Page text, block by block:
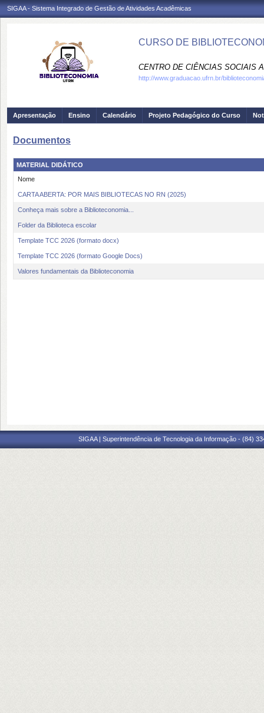
SIGAA - Sistema Integrado de Gestão de Atividades Acadêmicas
CURSO DE
CENTRO DE CIÊNCIAS SOCIAIS
http://www.graduacao.ufrn.br/
Apresentação Ensino Calendário Projeto Pedagógico do Curso
Documentos
MATERIAL DIDÁTICO
Nome
CARTA ABERTA: POR MAIS BIBLIOTECAS NO RN (2025)
Conheça mais sobre a Biblioteconomia...
Folder da Biblioteca escolar
Template TCC 2026 (formato docx)
Template TCC 2026 (formato Google Docs)
Valores fundamentais da Biblioteconomia
SIGAA | Superintendência de Tecnologia da Informação - (84)